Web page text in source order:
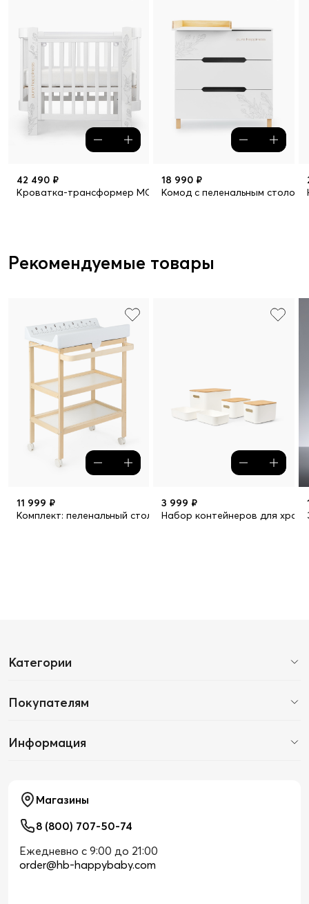
42 490 ₽
Кроватка-трансформер MOMMY LOVE (белый)
18 990 ₽
Комод с пеленальным столом
Рекомендуемые товары
11 999 ₽
Комплект: пеленальный стол LAFINO с матрасом
3 999 ₽
Набор контейнеров для
Категории
Покупателям
Информация
Магазины
8 (800) 707-50-74
Ежедневно с 9:00 до 21:00
order@hb-happybaby.com